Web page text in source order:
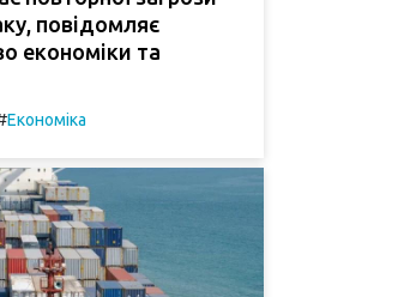
повідомляє
економіки та
Економіка